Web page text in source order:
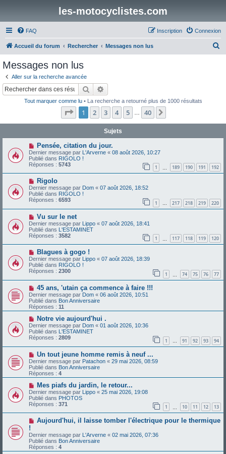
les-motocyclistes.com
FAQ Connexion
Inscription
Accueil du forum Rechercher Messages non lus
Messages non lus
Aller sur la recherche avancée
Rechercher
Tout marquer comme lu• La recherche a retourné plus de 1000 résultats
Page 1sur40
1 2 3 4 5 40
Sujets
N
o
u
v
e
a
m
e
s
s
a
g
e
Pensée, citation du jour.
Dernier message par L'Arverne « 08 août 2026, 10:27
Publié dans RIGOLO !
Réponses : 5743 1 189 190 191 192
N
o
u
v
e
a
u
m
e
s
s
a
e
Rigolo
Dernier message par Dom « 07 août 2026, 18:52
Publié dans RIGOLO !
Réponses : 6593 1 … 217 218 219 220
N
o
u
v
e
a
m
e
s
s
a
g
e
Vu sur le net
Dernier message par Lippo « 07 août 2026, 18:41
Publié dans L'ESTAMINET
Réponses : 3582 1 117 118 119 120
N
o
u
v
e
a
u
m
e
s
s
a
g
e
Blagues à gogo !
Dernier message par Lippo « 07 août 2026, 18:39
Publié dans RIGOLO !
Réponses : 2300 1 74 75 76 77
N
o
u
v
e
a
u
m
e
s
s
a
g
e
45 ans, 'utain ça commence à faire !!!
Dernier message par Dom « 06 août 2026, 10:51
Publié dans Bon Anniversaire
Réponses : 11
N
o
u
v
e
a
u
m
e
s
s
a
g
e
Notre vie aujourd'hui .
Dernier message par Dom « 01 août 2026, 10:36
Publié dans L'ESTAMINET
Réponses : 2809 1 … 91 92 93 94
N
o
u
v
e
a
u
m
e
s
s
a
Un tout jeune homme remis à neuf ...
Dernier message par Patachon « 29 mai 2026, 08:59
Publié dans Bon Anniversaire
Réponses : 4
N
o
u
v
e
a
u
s
s
a
Mes piafs du jardin, le retour...
Dernier message par Lippo « 25 mai 2026, 19:08
Publié dans PHOTOS
Réponses : 371 1 10 11 12 13
N
v
e
a
Aujourd'hui, il laisse tomber l'électrique pour le thermique
!
Dernier message par L'Arverne « 02 mai 2026, 07:36
Publié dans Bon Anniversaire
Réponses : 4